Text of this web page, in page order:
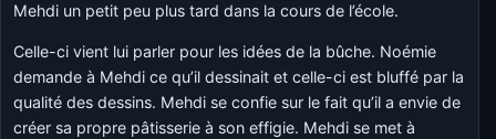
Mehdi un petit peu plus tard dans la cours de l’école.
Celle-ci vient lui parler pour les idées de la bûche. Noémie
demande à Mehdi ce qu’il dessinait et celle-ci est bluffé par la
qualité des dessins. Mehdi se confie sur le fait qu’il a envie de
créer sa propre pâtisserie à son effigie. Mehdi se met à